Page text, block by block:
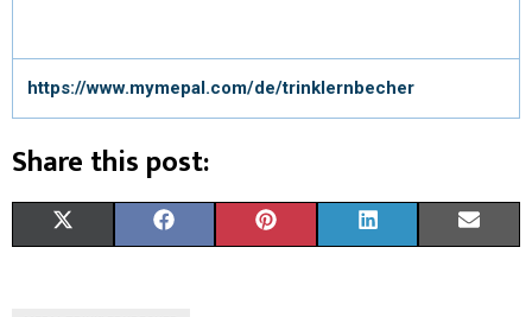
https://www.mymepal.com/de/trinklernbecher
Share this post: